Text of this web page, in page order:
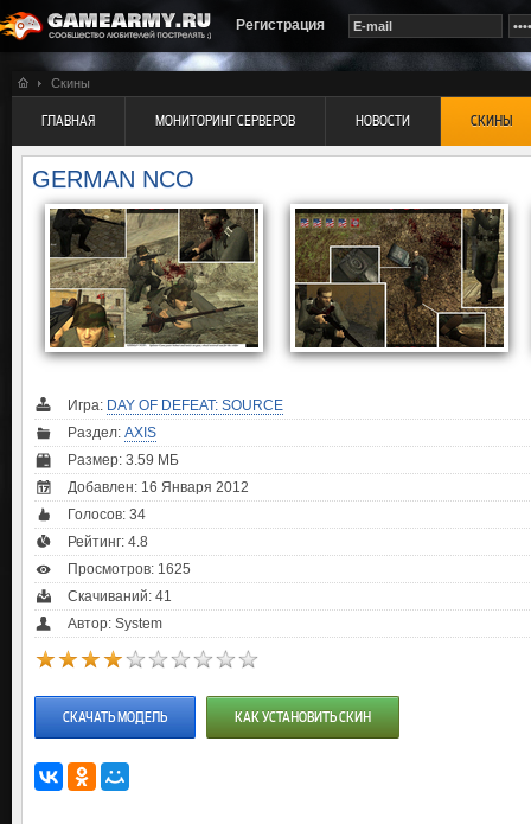
Регистрация
Скины
ГЛАВНАЯ МОНИТОРИНГ СЕРВЕРОВ НОВОСТИ СКИНЫ
GERMAN NCO
Игра: DAY OF DEFEAT: SOURCE
Раздел: AXIS
Размер: 3.59 МБ
Добавлен: 16 Января 2012
Голосов: 34
Рейтинг: 4.8
Просмотров: 1625
Скачиваний: 41
Автор: System
СКАЧАТЬ МОДЕЛЬ КАК УСТАНОВИТЬ СКИН